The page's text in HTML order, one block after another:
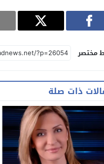
مختصر
ذات صلة